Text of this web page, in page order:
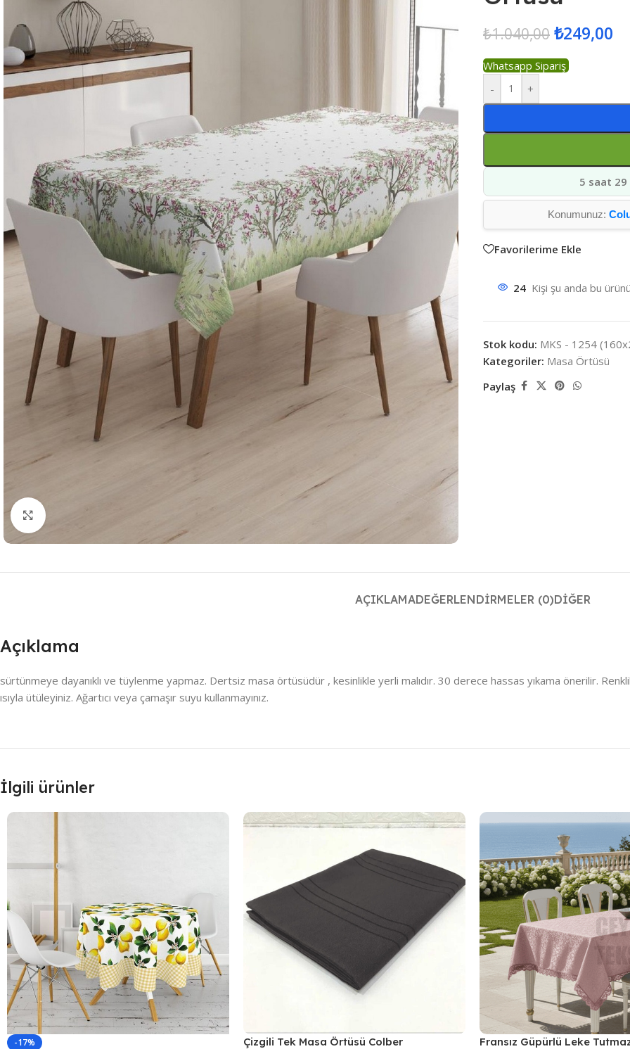
₺1.040,00 ₺249,00
Whatsapp Sipariş
-
+
5 saat 29
Konumunuz:
Favorilerime Ekle
24 Kişi şu anda bu
Stok kodu: MKS - 1254
Kategoriler: Masa Örtüsü
Paylaş
AÇIKLAMADEĞERLENDIRMELER (0)DIĞER
Açıklama
sürtünmeye dayanıklı ve tüylenme yapmaz. Dertsiz masa örtüsüdür , kesinlikle yerli malıdır. 30 derece hassas yıkama önerilir.
ısıyla ütüleyiniz. Ağartıcı veya çamaşır suyu kullanmayınız.
İlgili ürünler
-17%
Çizgili Tek Masa Örtüsü Colber
Fransız Güpürlü Leke